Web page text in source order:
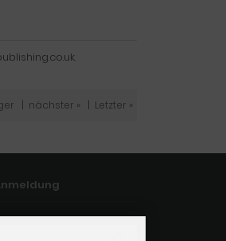
nächster » Letzter »